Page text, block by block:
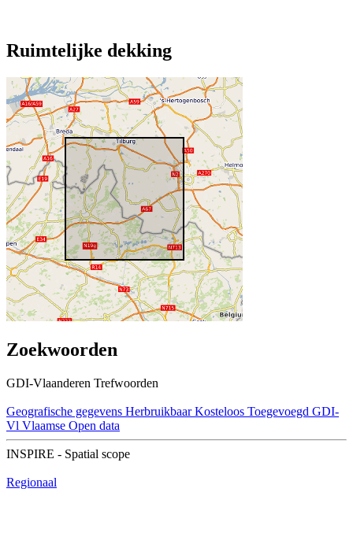
Ruimtelijke dekking
Zoekwoorden
GDI-Vlaanderen Trefwoorden
Geografische gegevens Herbruikbaar Kosteloos Toegevoegd GDI-
Vl Vlaamse Open data
INSPIRE - Spatial scope
Regionaal